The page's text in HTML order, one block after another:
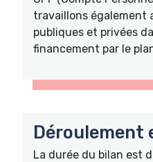
travaillons également
publiques et privées
financement par le
Déroulement
La durée du bilan est